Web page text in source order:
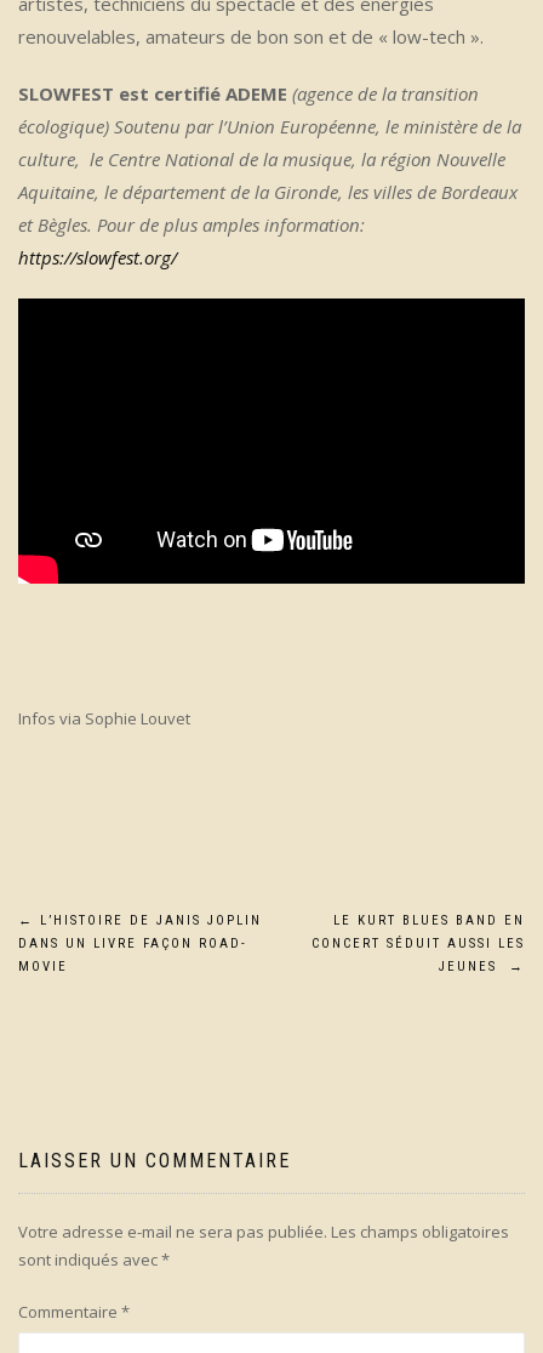
renouvelables, amateurs de bon son et de « low-tech ».
SLOWFEST est certifié ADEME (agence de la transition
écologique) Soutenu par l’Union Européenne, le ministère de la
culture, le Centre National de la musique, la région Nouvelle
Aquitaine, le département de la Gironde, les villes de Bordeaux
et Bègles. Pour de plus amples information:
https://slowfest.org/
Infos via Sophie Louvet
Navigation
de
←
L’HISTOIRE DE JANIS JOPLIN
DANS UN LIVRE FAÇON ROAD-
MOVIE
LE KURT BLUES BAND EN
CONCERT SÉDUIT AUSSI LES
JEUNES
→
LAISSER UN COMMENTAIRE
Votre adresse e-mail ne sera pas publiée. Les champs obligatoires
sont indiqués avec*
Commentaire *